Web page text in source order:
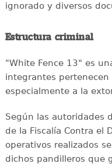
ignorado y diversos
Estructura criminal
"White Fence 13" es
integrantes
especialmente a la
Según las autoridades
de la Fiscalía Contra el
operativos realizados
dichos pandilleros que